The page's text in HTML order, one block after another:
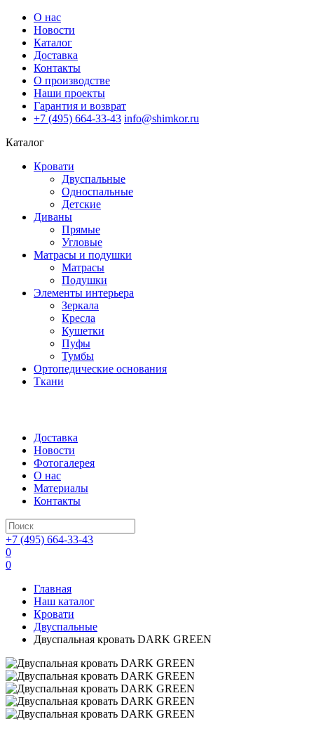
О нас
Новости
Каталог
Доставка
Контакты
О производстве
Наши проекты
Гарантия и возврат
+7 (495) 664-33-43 info@shimkor.ru
Каталог
Кровати
Двуспальные
Односпальные
Детские
Диваны
Прямые
Угловые
Матрасы и подушки
Матрасы
Подушки
Элементы интерьера
Зеркала
Кресла
Кушетки
Пуфы
Тумбы
Ортопедические основания
Ткани
Доставка
Новости
Фотогалерея
О нас
Материалы
Контакты
+7 (495) 664-33-43
0
0
Главная
Наш каталог
Кровати
Двуспальные
Двуспальная кровать DARK GREEN